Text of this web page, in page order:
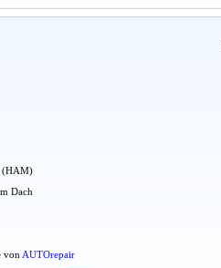
(HAM)
Dach
von AUTOrepair